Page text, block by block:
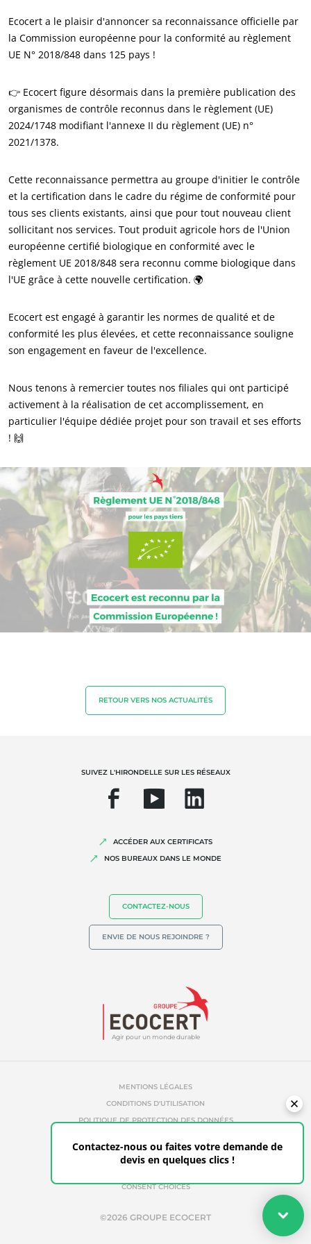
Qui sommes nous ?
Actualités
NOS ENGAGEMENTS RSE
Agir via nos prestations
S’investir pour notre environnement
Innover avec notre écosystème
NOS SECTEURS D'ACTIVITÉ
Agroalimentaire
Cosmétique
Textile
Bois et forêt
Produits de la maison
Agriculture biologique
Qualité et securité alimentaire
Responsabilité sociétale des entreprises
Ecocert a le plaisir d'annoncer sa reconnaissance officielle par
la Commission européenne pour la conformité au règlement
UE N° 2018/848 dans 125 pays !
👉 Ecocert figure désormais dans la première publication des
organismes de contrôle reconnus dans le règlement (UE)
2024/1748 modifiant l'annexe II du règlement (UE) n°
2021/1378.
Cette reconnaissance permettra au groupe d'initier le contrôle
et la certification dans le cadre du régime de conformité pour
tous ses clients existants, ainsi que pour tout nouveau client
sollicitant nos services. Tout produit agricole hors de l'Union
européenne certifié biologique en conformité avec le
règlement UE 2018/848 sera reconnu comme biologique dans
l'UE grâce à cette nouvelle certification. 🌍
Ecocert est engagé à garantir les normes de qualité et de
conformité les plus élevées, et cette reconnaissance souligne
son engagement en faveur de l'excellence.
Nous tenons à remercier toutes nos filiales qui ont participé
activement à la réalisation de cet accomplissement, en
particulier l'équipe dédiée projet pour son travail et ses efforts
! 🙌
RETOUR VERS NOS ACTUALITÉS
Agir pour un monde durable
SUIVEZ L'HIRONDELLE SUR LES RÉSEAUX
ACCÉDER AUX CERTIFICATS
NOS BUREAUX DANS LE MONDE
CONTACTEZ-NOUS
ENVIE DE NOUS REJOINDRE ?
MENTIONS LÉGALES
CONDITIONS D'UTILISATION
POLITIQUE DE PROTECTION DES DONNÉES
RÉFÉRENCES ABUSIVES
CONSENT CHOICES
©2026 GROUPE ECOCERT
Contactez-nous ou faites votre demande de
devis en quelques clics !
Faites votre demande de devis en quelques clics pour les